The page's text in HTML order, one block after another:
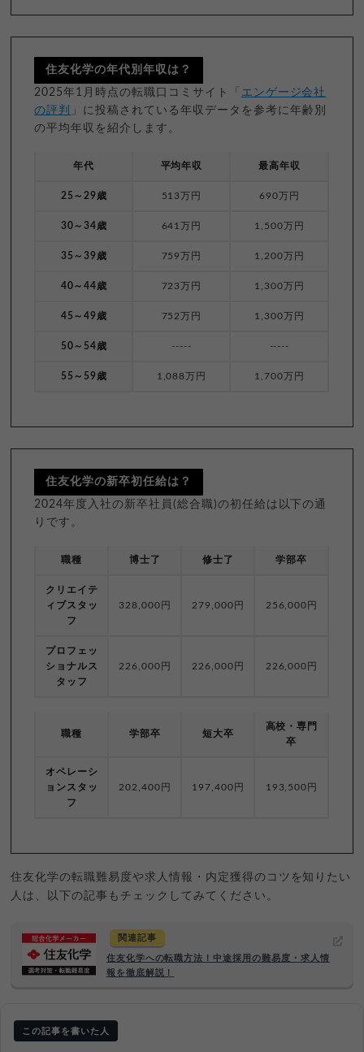
住友化学の年代別年収は？
2025年1月時点の転職口コミサイト「 エンゲージ会社
の評判
」に投稿されている年収データを参考に年齢別
の平均年収を紹介します。
年代 平均年収 最高年収
25～29歳 513万円 690万円
30～34歳 641万円 1,500万円
35～39歳 759万円 1,200万円
40～44歳 723万円 1,300万円
45～49歳 752万円 1,300万円
50～54歳 ----- -----
55～59歳 1,088万円 1,700万円
住友化学の新卒初任給は？
2024年度入社の新卒社員(総合職)の初任給は以下の通
りです。
職種 博士了 修士了 学部卒
クリエイテ
ィブスタッ
フ
328,000円 279,000円 256,000円
プロフェッ
ショナルス
タッフ
226,000円 226,000円 226,000円
職種 学部卒 短大卒
高校・専門
卒
オペレーシ
ョンスタッ
フ
202,400円 197,400円 193,500円
住友化学の転職難易度や求人情報・内定獲得のコツを知りたい
人は、以下の記事もチェックしてみてください。
関連記事
住友化学への転職方法！中途採用の難易度・求人情
報を徹底解説！
この記事を書いた人